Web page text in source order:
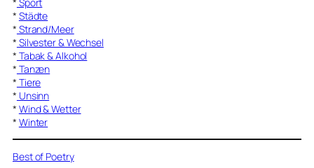
* Städte
* Strand/Meer
* Silvester & Wechsel
* Tabak & Alkohol
* Tanzen
* Tiere
* Unsinn
* Wind & Wetter
* Winter
Best of Poetry